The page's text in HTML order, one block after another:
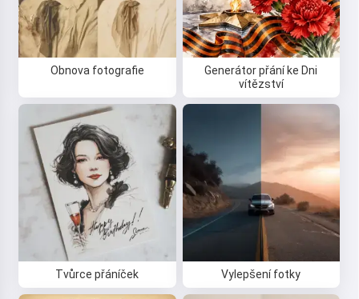
Obnova fotografie
Generátor přání ke Dni
vítězství
Tvůrce přáníček Vylepšení fotky